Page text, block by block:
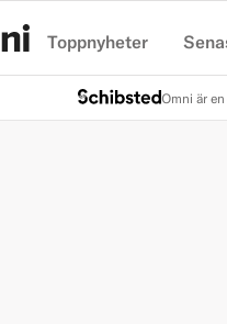
Toppnyheter
Omni är